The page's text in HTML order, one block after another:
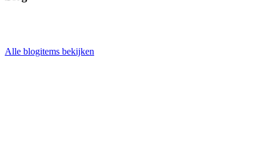
Alle blogitems bekijken